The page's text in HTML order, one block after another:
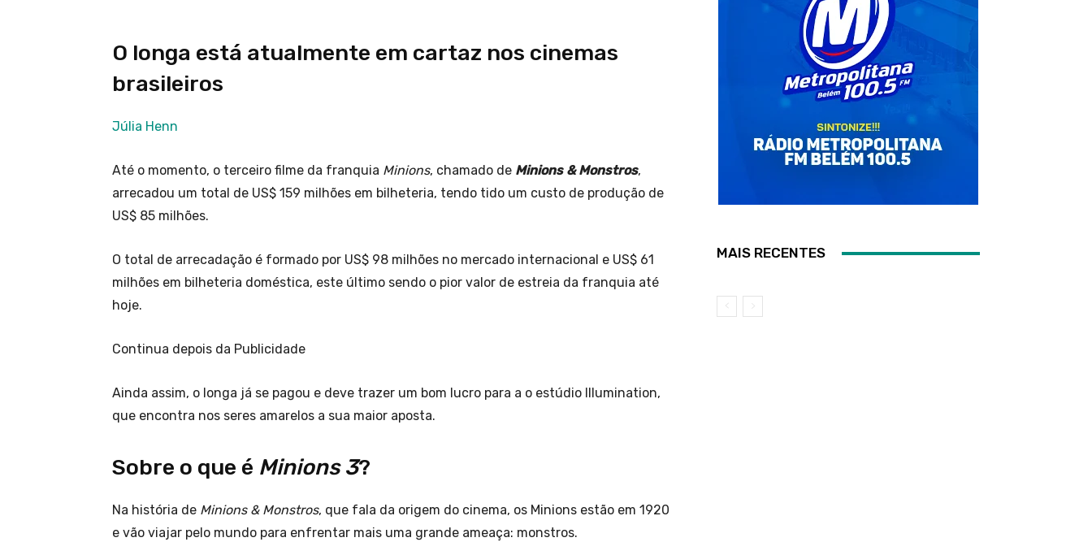
O longa está atualmente em cartaz nos cinemas
brasileiros
Júlia Henn
Até o momento, o terceiro filme da franquia Minions, chamado de Minions & Monstros,
arrecadou um total de US$ 159 milhões em bilheteria, tendo tido um custo de produção de
US$ 85 milhões.
O total de arrecadação é formado por US$ 98 milhões no mercado internacional e US$ 61
milhões em bilheteria doméstica, este último sendo o pior valor de estreia da franquia até
hoje.
Continua depois da Publicidade
Ainda assim, o longa já se pagou e deve trazer um bom lucro para a o estúdio Illumination,
que encontra nos seres amarelos a sua maior aposta.
Sobre o que é Minions 3?
Na história de Minions & Monstros, que fala da origem do cinema, os Minions estão em 1920
e vão viajar pelo mundo para enfrentar mais uma grande ameaça: monstros.
MAIS RECENTES